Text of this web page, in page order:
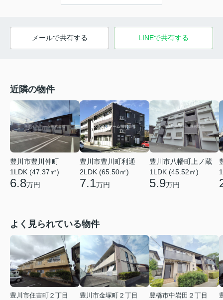
メールで共有する LINEで共有する
近隣の物件
豊川市豊川仲町
1LDK (47.37㎡)
6.8万円
豊川市豊川町利通
2LDK (65.50㎡)
7.1万円
豊川市八幡町上ノ蔵
1LDK (45.52㎡)
5.9万円
よく見られている物件
豊川市住吉町２丁目
豊川市金塚町２丁目
豊橋市中岩田２丁目